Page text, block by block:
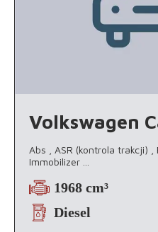
Volkswagen
Abs , ASR (kontrola trakcji) ,
Immobilizer
1968 cm³
Diesel